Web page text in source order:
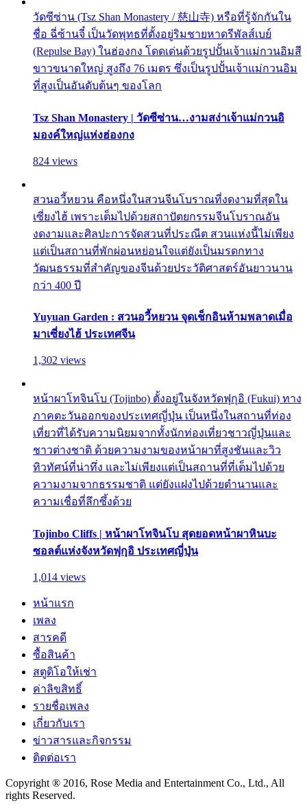
วัดซีซ่าน (Tsz Shan Monastery / 慈山寺) หรือที่รู้จักกันใน
ชื่อ ฉี่ซ้านจี๋ เป็นวัดพุทธที่ตั้งอยู่ริมชายหาดรีพัลส์เบย์
(Repulse Bay) ในฮ่องกง โดดเด่นด้วยรูปปั้นเจ้าแม่กวนอิมสี
ขาวขนาดใหญ่ สูงถึง 76 เมตร ซึ่งเป็นรูปปั้นเจ้าแม่กวนอิม
ที่สูงเป็นอันดับต้นๆ ของโลก
Tsz Shan Monastery | วัดซีซ่าน…งามสง่าเจ้าแม่กวนอิ
มองค์ใหญ่แห่งฮ่องกง
824 views
สวนอวี้หยวน คือหนึ่งในสวนจีนโบราณที่งดงามที่สุดใน
เซี่ยงไฮ้ เพราะเต็มไปด้วยสถาปัตยกรรมจีนโบราณอัน
งดงามและศิลปะการจัดสวนที่ประณีต สวนแห่งนี้ไม่เพียง
แต่เป็นสถานที่พักผ่อนหย่อนใจแต่ยังเป็นมรดกทาง
วัฒนธรรมที่สำคัญของจีนด้วยประวัติศาสตร์อันยาวนาน
กว่า 400 ปี
Yuyuan Garden : สวนอวี้หยวน จุดเช็กอินห้ามพลาดเมื่อ
มาเซี่ยงไฮ้ ประเทศจีน
1,302 views
หน้าผาโทจินโบ (Tojinbo) ตั้งอยู่ในจังหวัดฟุกุอิ (Fukui) ทาง
ภาคตะวันออกของประเทศญี่ปุ่น เป็นหนึ่งในสถานที่ท่อง
เที่ยวที่ได้รับความนิยมจากทั้งนักท่องเที่ยวชาวญี่ปุ่นและ
ชาวต่างชาติ ด้วยความงามของหน้าผาที่สูงชันและวิว
ทิวทัศน์ที่น่าทึ่ง และไม่เพียงแต่เป็นสถานที่ที่เต็มไปด้วย
ความงามจากธรรมชาติ แต่ยังแฝงไปด้วยตำนานและ
ความเชื่อที่ลึกซึ้งด้วย
Tojinbo Cliffs | หน้าผาโทจินโบ สุดยอดหน้าผาหินบะ
ซอลต์แห่งจังหวัดฟุกุอิ ประเทศญี่ปุ่น
1,014 views
หน้าแรก
เพลง
สารคดี
ซื้อสินค้า
สตูดิโอให้เช่า
ค่าลิขสิทธิ์
รายชื่อเพลง
เกี่ยวกับเรา
ข่าวสารและกิจกรรม
ติดต่อเรา
Copyright ® 2016, Rose Media and Entertainment Co., Ltd., All
rights Reserved.